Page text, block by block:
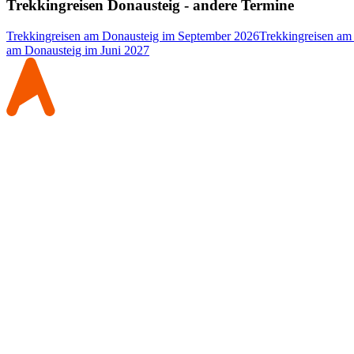
Trekkingreisen Donausteig - andere Termine
Trekkingreisen am Donausteig im September 2026Trekkingreisen
am Donausteig im Juni 2027